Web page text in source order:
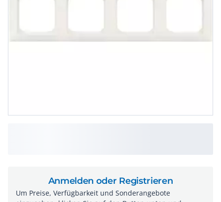
Anmelden oder Registrieren
Um Preise, Verfügbarkeit und Sonderangebote